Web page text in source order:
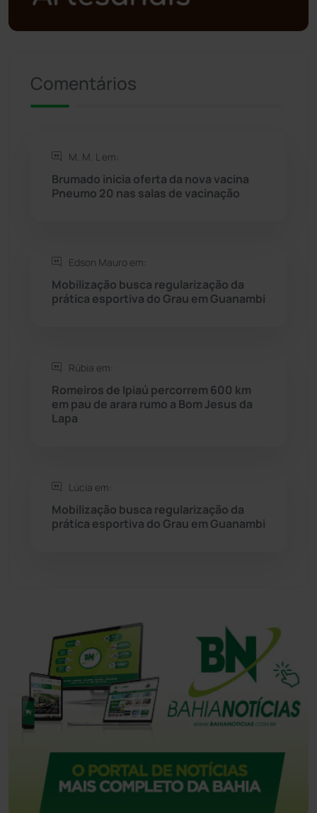
Rio de Contas
Rio do Pires
Sebastião Laranjeiras
Sudoeste Baiano
Tanhaçu (426)
Tecnologia
Urandi (157)
Comentários
M. M. L em:
Brumado inicia oferta da nova vacina
Pneumo 20 nas salas de vacinação
Edson Mauro em:
Mobilização busca regularização da
prática esportiva do Grau em Guanambi
Rúbia em:
Romeiros de Ipiaú percorrem 600 km
em pau de arara rumo a Bom Jesus da
Lapa
Lúcia em:
Mobilização busca regularização da
prática esportiva do Grau em Guanambi